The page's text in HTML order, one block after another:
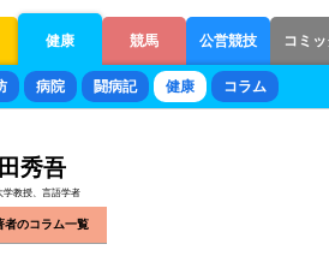
健康 競馬 公営競技 コミ
トレース
病院 闘病記 健康 コラム
秀吾
学教授、言語学者
者のコラム一覧